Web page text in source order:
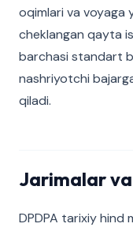
oqimlari va voyaga
cheklangan qayta
barchasi standart
nashriyotchi
qiladi.
Jarimalar
DPDPA tarixiy hind